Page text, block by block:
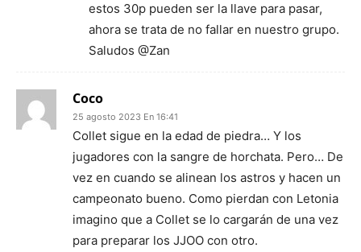
estos 30p pueden ser la llave para pasar,
ahora se trata de no fallar en nuestro grupo.
Saludos @Zan
Coco
25 agosto 2023 En 16:41
Collet sigue en la edad de piedra… Y los
jugadores con la sangre de horchata. Pero… De
vez en cuando se alinean los astros y hacen un
campeonato bueno. Como pierdan con Letonia
imagino que a Collet se lo cargarán de una vez
para preparar los JJOO con otro.